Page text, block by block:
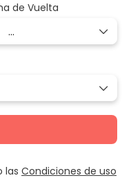
de Vuelta
las Condiciones de uso